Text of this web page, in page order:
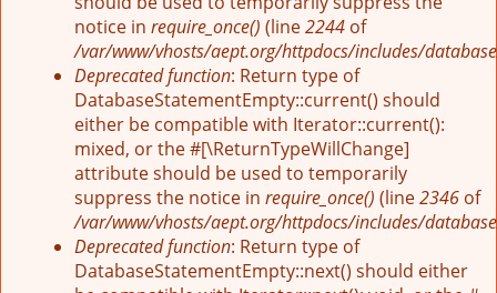
notice in require_once() (line2244 of
/var/www/vhosts/aept.org/httpdocs/includes/
Deprecated function: Return type of
DatabaseStatementEmpty::current() should
either be compatible with Iterator::current():
mixed, or the #[\ReturnTypeWillChange]
attribute should be used to temporarily
suppress the notice in require_once() (line2346 of
/var/www/vhosts/aept.org/httpdocs/includes/
Deprecated function: Return type of
DatabaseStatementEmpty::next() should either